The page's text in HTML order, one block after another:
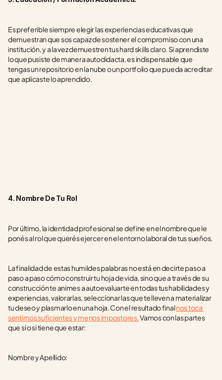
Es preferible siempre elegir las experiencias educativas que
demuestran que sos capaz de sostener el compromiso con una
institución, y a la vez demuestren tus hard skills claro. Si aprendiste
lo que pusiste de manera autodidacta, es indispensable que
tengas un repositorio en la nube o un portfolio que pueda acreditar
que aplicaste lo aprendido.
4. Nombre De Tu Rol
Por último, la identidad profesional se define en el nombre que le
ponés al rol que querés ejercer en el entorno laboral de tus sueños.
La finalidad de estas humildes palabras no está en decirte paso a
paso a paso cómo construir tu hoja de vida, sino que a través de su
construcción te animes a autoevaluarte en todas tus habilidades y
experiencias, valorarlas, seleccionar las que te lleven a materializar
tu deseo y plasmarlo en una hoja. Con el resultado final nos toca
sentirnos suficientes y menos impostores. Vamos con las partes
que si o si tiene que estar:
Nombre y Apellido: